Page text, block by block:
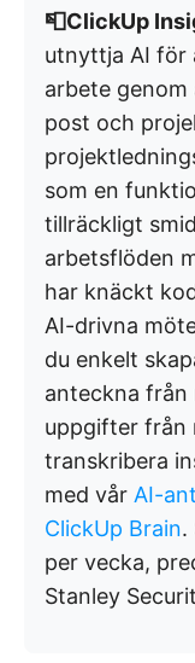
📮ClickUp
utnyttja AI för
arbete
post och
som en
tillräckligt
arbetsflöden
har knäckt
AI-drivna
du enkelt
anteckna från
uppgifter från
transkribera
med vår AI-
ClickUp Brain.
per vecka,
Stanley